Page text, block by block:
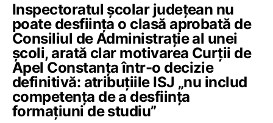
Inspectoratul școlar județean nu
poate desființa o clasă aprobată de
Consiliul de Administrație al unei
școli, arată clar motivarea Curții de
Apel Constanța într-o decizie
definitivă: atribuțiile ISJ „nu includ
competența de a desființa
formațiuni de studiu”